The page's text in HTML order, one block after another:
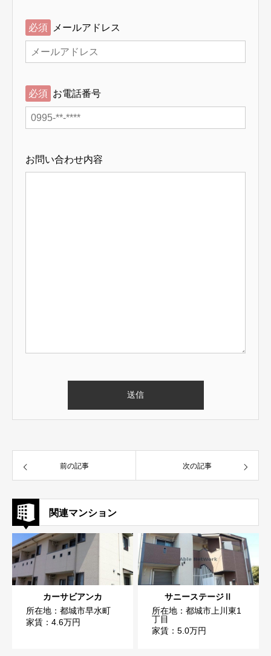
必須 メールアドレス
必須 お電話番号
お問い合わせ内容
前の記事 次の記事
関連マンション
カーサビアンカ
所在地：都城市早水町
家賃：4.6万円
サニーステージⅡ
所在地：都城市上川東1
丁目
家賃：5.0万円